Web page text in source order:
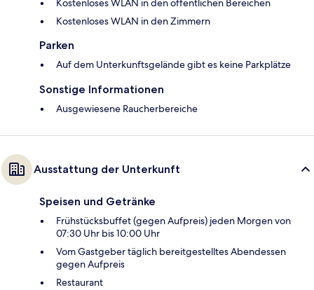
Kostenloses WLAN in den öffentlichen Bereichen
Kostenloses WLAN in den Zimmern
Parken
Auf dem Unterkunftsgelände gibt es keine Parkplätze
Sonstige Informationen
Ausgewiesene Raucherbereiche
Ausstattung der Unterkunft
Speisen und Getränke
Frühstücksbuffet (gegen Aufpreis) jeden Morgen von
07:30 Uhr bis 10:00 Uhr
Vom Gastgeber täglich bereitgestelltes Abendessen
gegen Aufpreis
Restaurant